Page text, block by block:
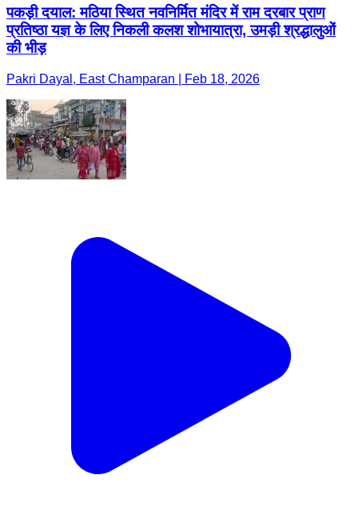
पकड़ी दयाल: मठिया स्थित नवनिर्मित मंदिर में राम दरबार प्राण
प्रतिष्ठा यज्ञ के लिए निकली कलश शोभायात्रा, उमड़ी श्रद्धालुओं
की भीड़
Pakri Dayal, East Champaran | Feb 18, 2026